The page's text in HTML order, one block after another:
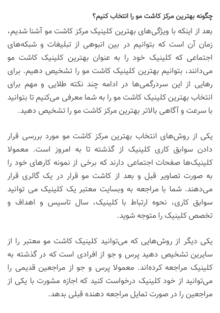
چگونه بهترین مرکز کاشت مو را انتخاب کنیم؟
بعد از اینکه با ویژگی‌های بهترین کلینیک مرکز کاشت مو آشنا شدیم،
زمان آن است که بتوانیم در بین انبوهی از تبلیغات و شبکه‌های
اجتماعی که کلینیک خود را به عنوان بهترین کلینیک کاشت مو
می‌دانند، بتوانیم بهترین کلینیک کاشت مو را تشخیص دهیم. برای
رهایی از این سردرگمی‌ها در ادامه چند نکته طلایی و مهم برای
انتخاب بهترین کلینیک کاشت مو را به شما معرفی می‌کنیم تا بتوانید
با سرعت و آگاهی بالاتر بهترین مرکز کاشت مو را تشخیص دهید.
یکی از روش‌های انتخاب بهترین مرکز کاشت مو مورد بررسی قرار
دادن سوابق کاری کلینیک از گذشته تا به امروز است. معمولا
کلینیک‌ها صفحات اجتماعی دارند که برخی از نمونه کارهای خود را
به صورت تصاویر قبل و بعد از کاشت مو قرار در یک گالری قرار
می‌دهند. شما با مراجعه به وبسایت معتبر یک کلینیک می توانید
سوابق کاری، نحوه ارتباط با کلینیک، سال تاسیس و اهداف و
تخصص کلینیک را متوجه شوید.
یکی دیگر از روش‌هایی که می‌توانید کلینیک کاشت مو معتبر را از
سایرین تشخیص دهید پرس و جو از افرادی است که در گذشته به
کلینیک مراجعه کرده‌اند. معمولا پرس و جو از مراجعین قدیمی را
می‌توانید از خود کلینیک درخواست کنید که اجازه مشورت با یکی از
مراجعین را در صورت تمایل مراجعه دهنده قبلی بدهد.